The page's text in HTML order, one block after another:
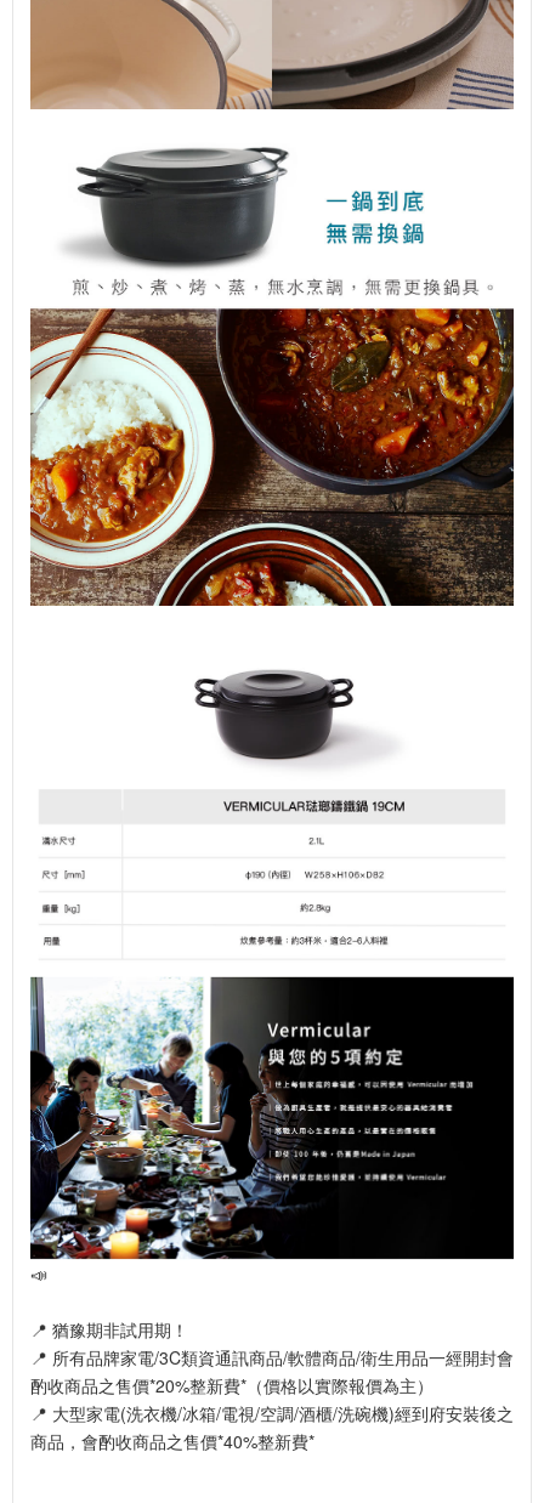
📣
📍 猶豫期非試用期！
📍 所有品牌家電/3C類資通訊商品/軟體商品/衛生用品一經開封會
酌收商品之售價*20%整新費*（價格以實際報價為主）
📍 大型家電(洗衣機/冰箱/電視/空調/酒櫃/洗碗機)經到府安裝後之
商品，會酌收商品之售價*40%整新費*